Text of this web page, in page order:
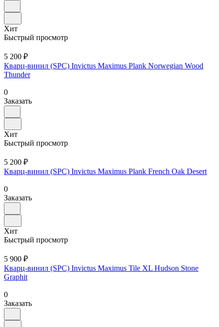
Хит
Быстрый просмотр
5 200 ₽
Кварц-винил (SPC) Invictus Maximus Plank Norwegian Wood
Thunder
0
Заказать
Хит
Быстрый просмотр
5 200 ₽
Кварц-винил (SPC) Invictus Maximus Plank French Oak Desert
0
Заказать
Хит
Быстрый просмотр
5 900 ₽
Кварц-винил (SPC) Invictus Maximus Tile XL Hudson Stone
Graphit
0
Заказать